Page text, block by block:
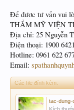
Để đươc tư vấn vui
THẨM MỸ VIỆN
Địa chỉ: 25 Nguyễn
Điện thoại: 1900 6421
Hotline: 0961 622
Email:
Các file đính kèm:
tac-dung-